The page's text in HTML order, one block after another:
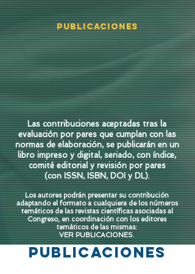
Publicaciones
Las contribuciones aceptadas tras la
evaluación por pares que cumplan con las
normas de elaboración, se publicarán en un
libro impreso y digital,seriado, con índice,
comité editorial y revisión por pares
(con ISSN, ISBN, DOI y DL).
Los autores podrán presentar su contribución
adaptando el formato a cualquiera de los números
temáticos de las revistas científicas asociadas al
Congreso, en coordinación con los editores
temáticos de las mismas:
VER PUBLICACIONES.
Publicaciones